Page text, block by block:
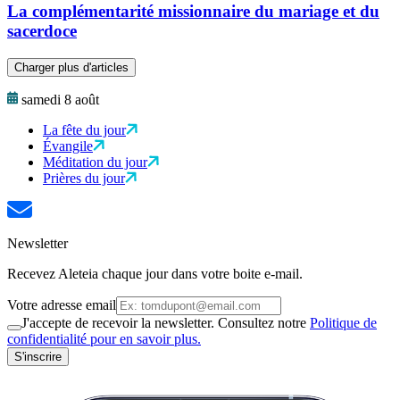
La complémentarité missionnaire du mariage et du
sacerdoce
Charger plus d'articles
samedi 8 août
La fête du jour
Évangile
Méditation du jour
Prières du jour
Newsletter
Recevez Aleteia chaque jour dans votre boite e-mail.
Votre adresse email
J'accepte de recevoir la newsletter. Consultez notre Politique de
confidentialité pour en savoir plus.
S'inscrire